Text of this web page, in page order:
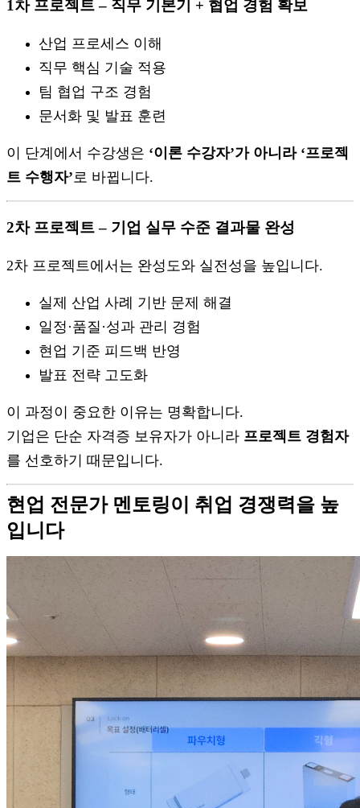
1차 프로젝트 – 직무 기본기 + 협업 경험 확보
산업 프로세스 이해
직무 핵심 기술 적용
팀 협업 구조 경험
문서화 및 발표 훈련
이 단계에서 수강생은 ‘이론 수강자’가 아니라 ‘프로젝
트 수행자’로 바뀝니다.
2차 프로젝트 – 기업 실무 수준 결과물 완성
2차 프로젝트에서는 완성도와 실전성을 높입니다.
실제 산업 사례 기반 문제 해결
일정·품질·성과 관리 경험
현업 기준 피드백 반영
발표 전략 고도화
이 과정이 중요한 이유는 명확합니다.
기업은 단순 자격증 보유자가 아니라 프로젝트 경험자
를 선호하기 때문입니다.
현업 전문가 멘토링이 취업 경쟁력을 높
입니다